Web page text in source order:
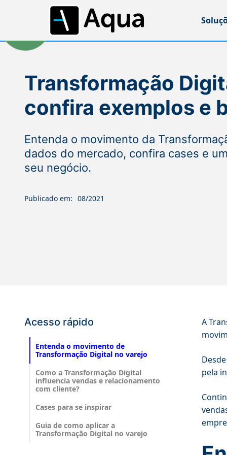
Transformação
confira exemplos e
Entenda o movimento da
dados do mercado, confira cases e
seu negócio.
Publicado em: 08/2021
Acesso rápido
Entenda o movimento de
Transformação Digital no varejo
Como a Transformação Digital
influencia vendas e relacionamento
com cliente?
Cases para se inspirar
Guia de como aplicar a
Transformação Digital no varejo
A
pela